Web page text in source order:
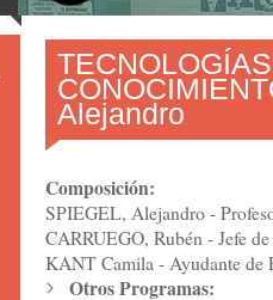
Alejandro
Composición:
SPIEGEL, Alejandro -
CARRUEGO, Rubén - Jefe
KANT Camila - Ayudante de
Otros Programas: